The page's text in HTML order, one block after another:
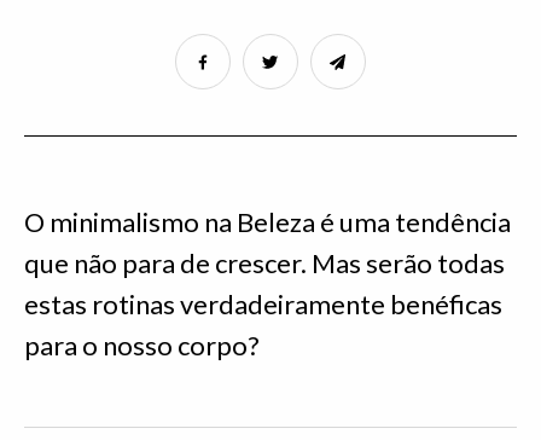
O minimalismo na Beleza é uma tendência
que não para de crescer. Mas serão todas
estas rotinas verdadeiramente benéficas
para o nosso corpo?